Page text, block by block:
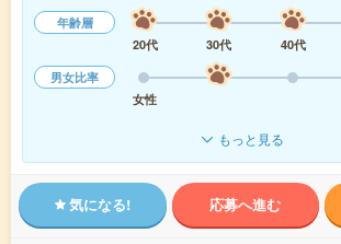
年齢層
20代
30代 40代
男女比率
女性
もっと見る
気になる! 応募へ進む